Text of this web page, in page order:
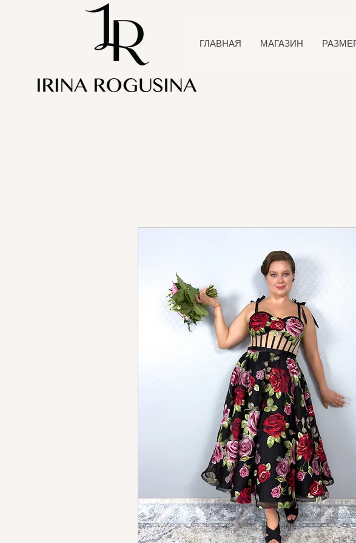
ГЛАВНАЯ МАГАЗИН